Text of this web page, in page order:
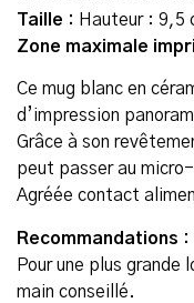
Taille : Hauteur : 9,5
Zone maximale
Ce mug blanc en
d’impression
Grâce à son
peut passer au
Agréée contact
Recommandations :
Pour une plus grande
main conseillé.